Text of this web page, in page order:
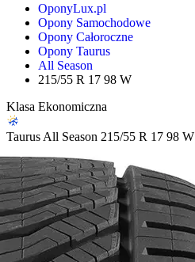
OponyLux.pl
Opony Samochodowe
Opony Całoroczne
Opony Taurus
All Season
215/55 R 17 98 W
Klasa Ekonomiczna
Taurus All Season 215/55 R 17 98 W